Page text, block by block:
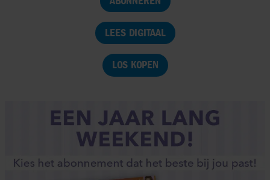
LEES DIGITAAL
LOS KOPEN